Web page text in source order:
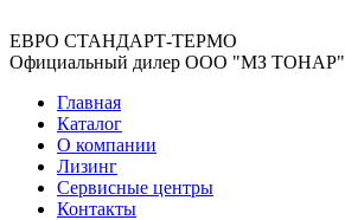
ЕВРО СТАНДАРТ-ТЕРМО
Официальный дилер ООО "МЗ ТОНАР"
Главная
Каталог
О компании
Лизинг
Сервисные центры
Контакты